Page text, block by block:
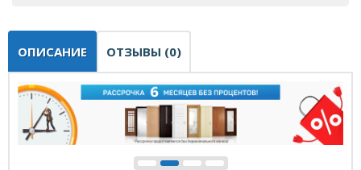
ОПИСАНИЕ ОТЗЫВЫ (0)